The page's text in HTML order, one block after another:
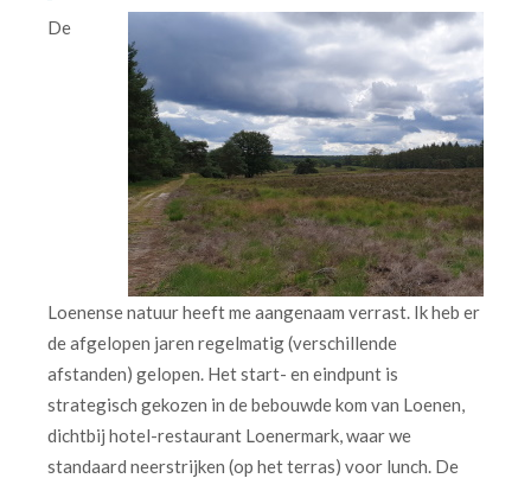
De
Loenense natuur heeft me aangenaam verrast. Ik heb er
de afgelopen jaren regelmatig (verschillende
afstanden) gelopen. Het start- en eindpunt is
strategisch gekozen in de bebouwde kom van Loenen,
dichtbij hotel-restaurant Loenermark, waar we
standaard neerstrijken (op het terras) voor lunch. De